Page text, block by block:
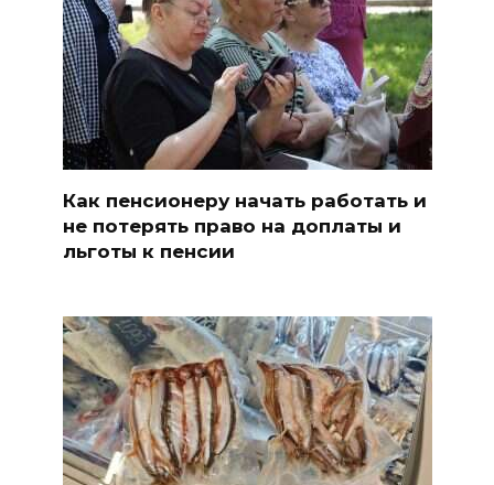
Как пенсионеру начать работать и
не потерять право на доплаты и
льготы к пенсии